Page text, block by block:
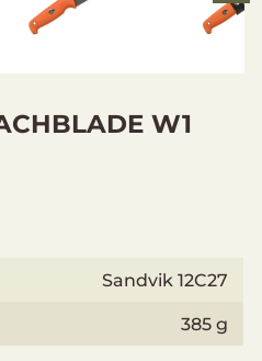
W1
Sandvik 12C27
385 g